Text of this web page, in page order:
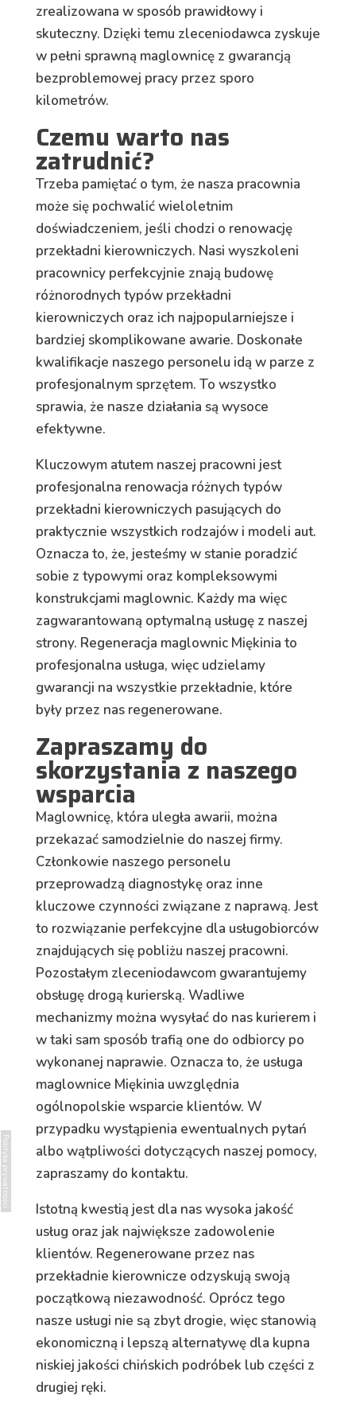
zrealizowana w sposób prawidłowy i
skuteczny. Dzięki temu zleceniodawca zyskuje
w pełni sprawną maglownicę z gwarancją
bezproblemowej pracy przez sporo
kilometrów.
Czemu warto nas
zatrudnić?
Trzeba pamiętać o tym, że nasza pracownia
może się pochwalić wieloletnim
doświadczeniem, jeśli chodzi o renowację
przekładni kierowniczych. Nasi wyszkoleni
pracownicy perfekcyjnie znają budowę
różnorodnych typów przekładni
kierowniczych oraz ich najpopularniejsze i
bardziej skomplikowane awarie. Doskonałe
kwalifikacje naszego personelu idą w parze z
profesjonalnym sprzętem. To wszystko
sprawia, że nasze działania są wysoce
efektywne.
Kluczowym atutem naszej pracowni jest
profesjonalna renowacja różnych typów
przekładni kierowniczych pasujących do
praktycznie wszystkich rodzajów i modeli aut.
Oznacza to, że, jesteśmy w stanie poradzić
sobie z typowymi oraz kompleksowymi
konstrukcjami maglownic. Każdy ma więc
zagwarantowaną optymalną usługę z naszej
strony. Regeneracja maglownic Miękinia to
profesjonalna usługa, więc udzielamy
gwarancji na wszystkie przekładnie, które
były przez nas regenerowane.
Zapraszamy do
skorzystania z naszego
wsparcia
Maglownicę, która uległa awarii, można
przekazać samodzielnie do naszej firmy.
Członkowie naszego personelu
przeprowadzą diagnostykę oraz inne
kluczowe czynności związane z naprawą. Jest
to rozwiązanie perfekcyjne dla usługobiorców
znajdujących się pobliżu naszej pracowni.
Pozostałym zleceniodawcom gwarantujemy
obsługę drogą kurierską. Wadliwe
mechanizmy można wysyłać do nas kurierem i
w taki sam sposób trafią one do odbiorcy po
wykonanej naprawie. Oznacza to, że usługa
maglownice Miękinia uwzględnia
ogólnopolskie wsparcie klientów. W
przypadku wystąpienia ewentualnych pytań
albo wątpliwości dotyczących naszej pomocy,
zapraszamy do kontaktu.
Istotną kwestią jest dla nas wysoka jakość
usług oraz jak największe zadowolenie
klientów. Regenerowane przez nas
przekładnie kierownicze odzyskują swoją
początkową niezawodność. Oprócz tego
nasze usługi nie są zbyt drogie, więc stanowią
ekonomiczną i lepszą alternatywę dla kupna
niskiej jakości chińskich podróbek lub części z
drugiej ręki.
Polityka prywatności